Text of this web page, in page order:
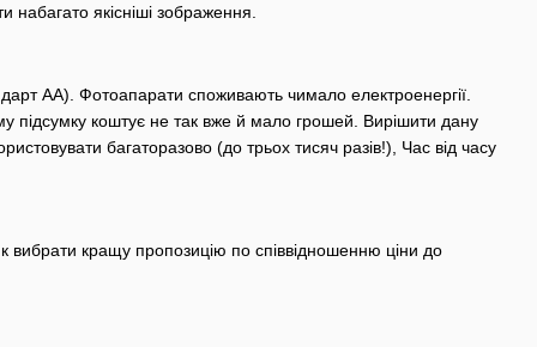
якісніші зображення.
AA). Фотоапарати споживають чимало електроенергії.
підсумку коштує не так вже й мало грошей. Вирішити дану
багаторазово (до трьох тисяч разів!), Час від часу
вибрати кращу пропозицію по співвідношенню ціни до